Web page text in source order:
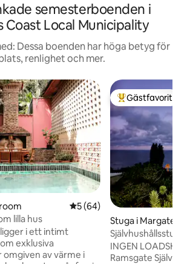
semesterboenden i
Coast Local Municipality
Dessa boenden har höga betyg för
renlighet och mer.
5 av 5 i genomsnittligt
5 (64)
lilla hus
ligger i ett intimt
exklusiva
omgiven av värme i
Populär
Gästfavorit
Stuga i Margate
INGEN
Ramsgate